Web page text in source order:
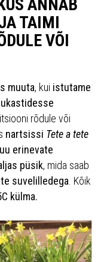
ANNAB
TAIMI
VÕI
muuta, kui istutame
rõdule või
nartsissi Tete a tete
erinevate
püsik, mida saab
suvelilledega . Kõik
külma.